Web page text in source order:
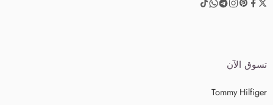
تسوق الآن
Tommy Hilfiger